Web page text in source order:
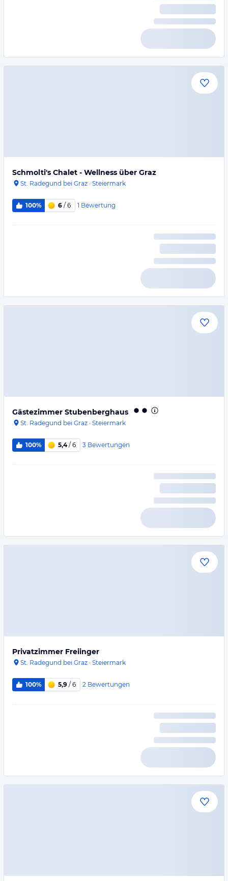
Schmolti's Chalet - Wellness über Graz
St. Radegund bei Graz · Steiermark
100% 6 / 6 1 Bewertung
Gästezimmer Stubenberghaus
St. Radegund bei Graz · Steiermark
100% 5,4/ 6 3 Bewertungen
Privatzimmer Freiinger
St. Radegund bei Graz · Steiermark
100% 5,9 / 6 2 Bewertungen